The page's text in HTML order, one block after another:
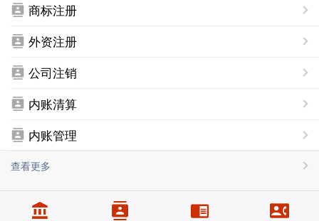
商标注册
外资注册
公司注销
内账清算
内账管理
查看更多